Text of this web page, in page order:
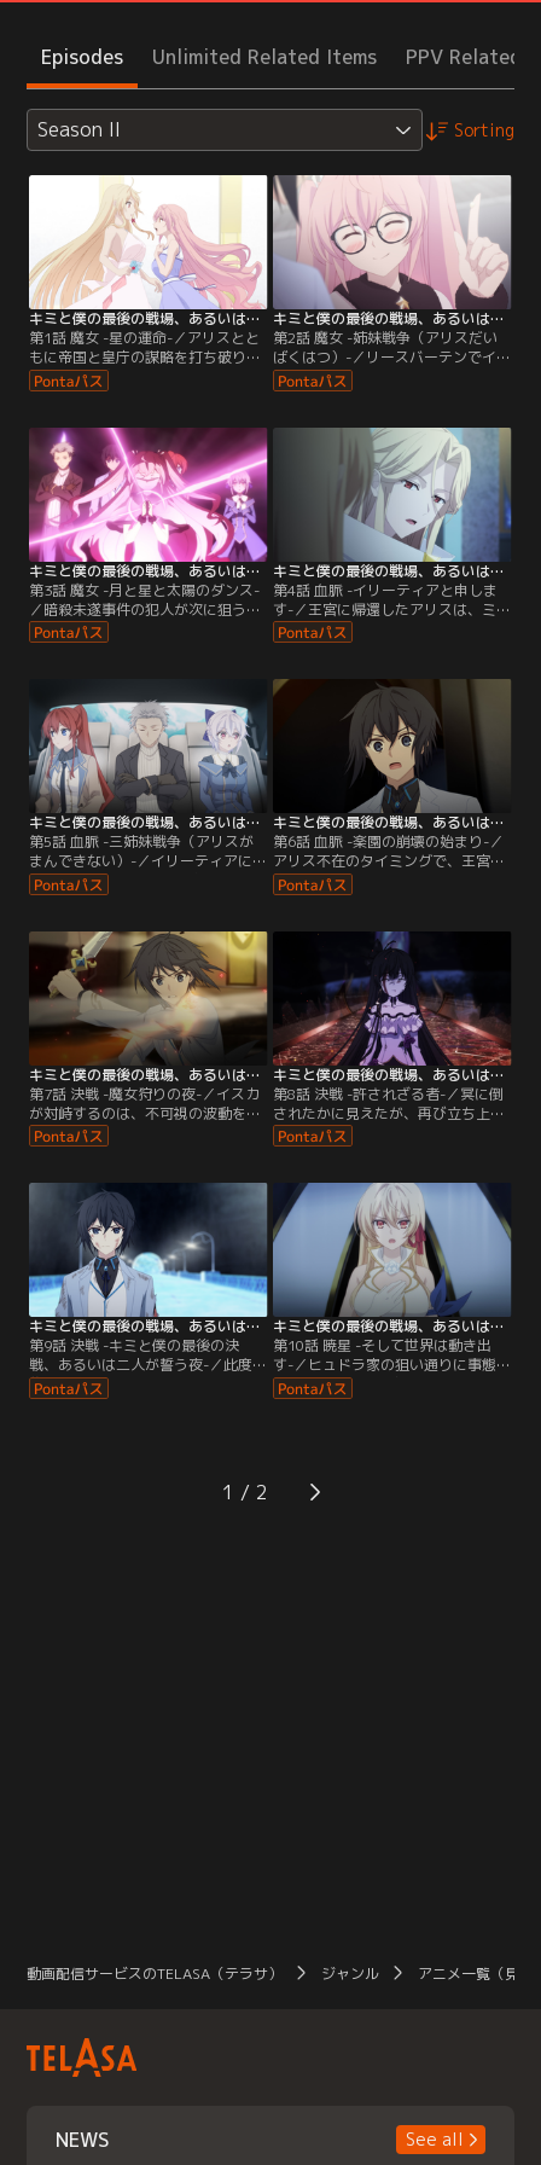
Episodes Unlimited Related Items PPV Related
Season II Sorting
キミと僕の最後の戦場、あるいは世界が始まる聖戦 Season II 第01話
第1話 魔女 -星の運命-／アリスとと
もに帝国と皇庁の謀略を打ち破り、
シスベルを守り切ったイスカたち
は、アルサミラでの休暇を楽しんで
帰還しておらず、休暇中のN07部隊
に王宮までの護衛を依頼。イスカた
ちは願ってもない報酬を提示され
る。一方、アリスはシスベルの新た
な護衛がイスカではないかと胸騒ぎ
を覚え……。
キミと僕の最後の戦場、あるいは世界が始まる聖戦 Season II 第02話
第2話 魔女 -姉妹戦争（アリスだい
ばくはつ）-／リースバーテンでイス
カと偶然の再会を果たしたアリス
は、彼が皇庁にいる理由を探るた
らずも、捜索対象者のシスベルがイ
スカに接触。二人の雰囲気はまるで
デートのようで、真面目な尾行のは
ずが、アリスはイライラを募らせて
いく。追い打ちを掛けるかのよう
キミと僕の最後の戦場、あるいは世界が始まる聖戦 Season II 第03話
第3話 魔女 -月と星と太陽のダンス-
／暗殺未遂事件の犯人が次に狙うの
は、事象を再現して犯人を特定でき
る星霊を宿すシスベルかもしれな
機を待つほかなかった。ところが、
ホテル付近で大きな爆発が発生。シ
スベルが状況を再現しようとする
と、再現中の“影”と同じ人物が襲い
かかってくる。
キミと僕の最後の戦場、あるいは世界が始まる聖戦 Season II 第04話
第4話 血脈 -イリーティアと申しま
す-／王宮に帰還したアリスは、ミラ
ベアのもとへシュヴァルツが来てい
ないことを知らされる。事態を憂慮
アは、シスベルを早急に迎えに行く
べきだと訴え、その役目を自らが引
き受けようとする。一方、度重なる
心労で高熱を出したシスベルは、こ
こぞとばかりにイスカに甘えはじ
キミと僕の最後の戦場、あるいは世界が始まる聖戦 Season II 第05話
第5話 血脈 -三姉妹戦争（アリスが
まんできない）-／イリーティアに招
かれ、イスカたちはルゥ家の別荘・
エルツ宮を訪れる。姉を警戒し、イ
シスベル。アリスの寝室まで調査す
ることになり、イスカはドキドキが
止まらない。当のアリスは禁断の秘
密を知られまいと、エルツ宮へと急
ぐ。三王女が揃うとき、イスカの受
難が始まる……！？
キミと僕の最後の戦場、あるいは世界が始まる聖戦 Season II 第06話
第6話 血脈 -楽園の崩壊の始まり-／
アリス不在のタイミングで、王宮が
帝国軍に攻撃された。イスカを信じ
たいアリスは、屋敷から出るなと忠
アリスの行動を再現し、事態を確
認。しかし、イリーティアの牽制に
よってエルツ宮から動けないところ
を何者かに襲撃されてしまう。救援
に現れたのは、ヒュドラ家の当主タ
リスマンだった。
キミと僕の最後の戦場、あるいは世界が始まる聖戦 Season II 第07話
第7話 決戦 -魔女狩りの夜-／イスカ
が対峙するのは、不可視の波動を操
るタリスマン。「暴虐」の二つ名に
相応しい強烈な攻撃は、イスカの機
を強いられてしまう。シスベルを連
れたジンたちもまた、「白夜の魔
女」グリューゲルの執拗な追跡を振
り切れずにいた。そして、皇庁では
使徒聖と純血種の壮絶な戦いが幕を
上げる。
キミと僕の最後の戦場、あるいは世界が始まる聖戦 Season II 第08話
第8話 決戦 -許されざる者-／冥に倒
されたかに見えたが、再び立ち上が
るキッシング。仮面卿と璃洒、グロ
ウリィとネームレスも互角の戦いを
攻防が続く中、タリスマンは目的を
遂行したと告げ、その場を立ち去ろ
うとする。なんとしてもここで決着
をつけたいイスカだが……エルツ宮
に凶悪な星霊の力が迫ろうとしてい
た。
キミと僕の最後の戦場、あるいは世界が始まる聖戦 Season II 第09話
第9話 決戦 -キミと僕の最後の決
戦、あるいは二人が誓う夜-／此度の
襲撃で帝国への憎しみを募らせるア
リスの前に、ヴィソワーズを追うイ
あると見なし、非情な覚悟を以て宣
戦布告する。……そしてその戦いを
キミと僕の最後の戦場、あるいは世界が始まる聖戦 Season II 第10話
第10話 暁星 -そして世界は動き出
す-／ヒュドラ家の狙い通りに事態が
進み、街中では刺客が目を光らせる
ようになった。イスカたちはルゥ家
膨大な事後処理に追われる中、ミラ
ベアがついに目を覚ました。アリス
1
動画配信サービスのTELASA（テラサ） ジャンル アニメ一覧（見放
NEWS See all